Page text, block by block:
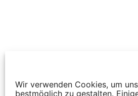
Wir verwenden Cookies, um
bestmöglich zu gestalten.